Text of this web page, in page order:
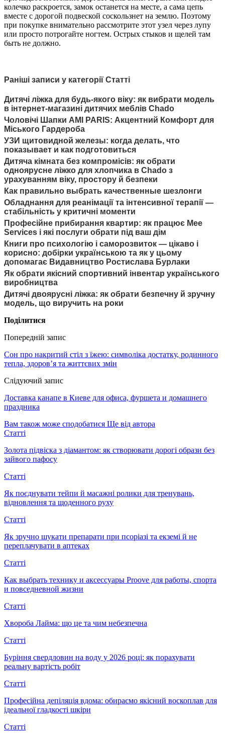
колечко раскроется, замок останется на месте, а сама цепь
вместе с дорогой подвеской соскользнет на землю. Поэтому
при покупке внимательно рассмотрите этот узел через лупу
или просто потрогайте ногтем. Острых стыков и щелей там
быть не должно.
Раніші записи у категорії Статті
Дитячі ліжка для будь-якого віку: як вибрати модель
в інтернет-магазині дитячих меблів Chado
Чоловічі Шапки AMI PARIS: Акцентний Комфорт для
Міського Гардероба
УЗИ щитовидной железы: когда делать, что
показывает и как подготовиться
Дитяча кімната без компромісів: як обрати
одноярусне ліжко для хлопчика в Chado з
урахуванням віку, простору й безпеки
Как правильно выбрать качественные шезлонги
Обладнання для реанімації та інтенсивної терапії —
стабільність у критичні моменти
Професійне прибирання квартир: як працює Mee
Services і які послуги обрати під ваш дім
Книги про психологію і саморозвиток — цікаво і
корисно: добірки українською та як у цьому
допомагає Видавництво Ростислава Бурлаки
Як обрати якісний спортивний інвентар українського
виробництва
Дитячі двоярусні ліжка: як обрати безпечну й зручну
модель, що виручить на роки
Поділитися
Попередній запис
Сон про накритий стіл з їжею: символіка достатку, родинного
тепла, здоров’я та життєвих змін
Слідуючий запис
Доставка канапе в Киеве для офиса, фуршета и домашнего
праздника
Вам також може сподобатися Ще від автора
Статті
Золота підвіска з діамантом: як створювати дорогі образи без
зайвого пафосу
Статті
Як поєднувати тейпи й масажні ролики для тренувань,
відновлення та щоденного руху
Статті
Як зручно шукати препарати при псоріазі та екземі й не
переплачувати в аптеках
Статті
Как выбрать технику и аксессуары Proove для работы, спорта
и повседневной жизни
Статті
Хвороба Лайма: що це та чим небезпечна
Статті
Буріння свердловин на воду у 2026 році: як порахувати
реальну вартість робіт
Статті
Професійна депіляція вдома: обираємо якісний воскоплав для
ідеальної гладкості шкіри
Статті